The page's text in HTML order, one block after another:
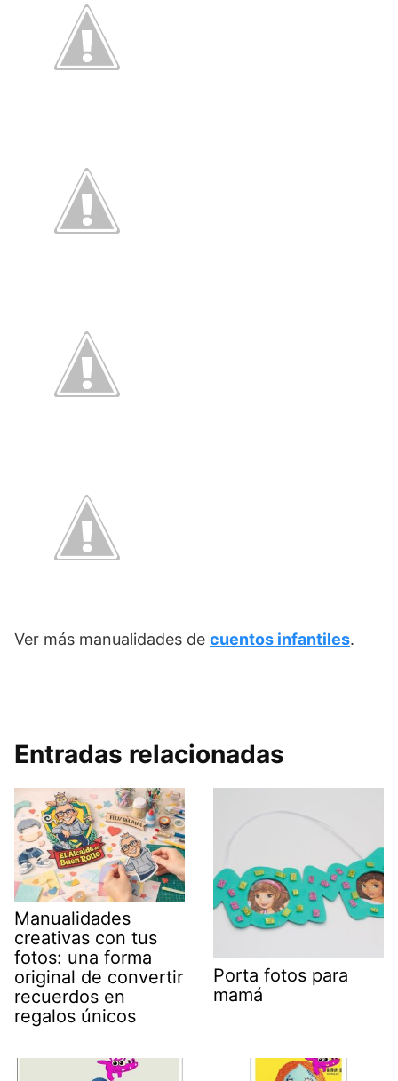
Ver más manualidades de cuentos infantiles.
Entradas relacionadas
Manualidades
creativas con tus
fotos: una forma
original de convertir
recuerdos en
regalos únicos
Porta fotos para
mamá